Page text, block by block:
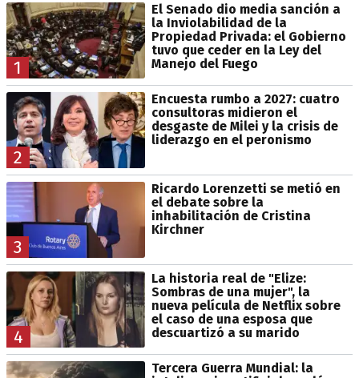
1
El Senado dio media sanción a
la Inviolabilidad de la
Propiedad Privada: el Gobierno
tuvo que ceder en la Ley del
Manejo del Fuego
2
Encuesta rumbo a 2027: cuatro
consultoras midieron el
desgaste de Milei y la crisis de
liderazgo en el peronismo
3
Ricardo Lorenzetti se metió en
el debate sobre la
inhabilitación de Cristina
Kirchner
4
La historia real de "Elize:
Sombras de una mujer", la
nueva película de Netflix sobre
el caso de una esposa que
descuartizó a su marido
Tercera Guerra Mundial: la